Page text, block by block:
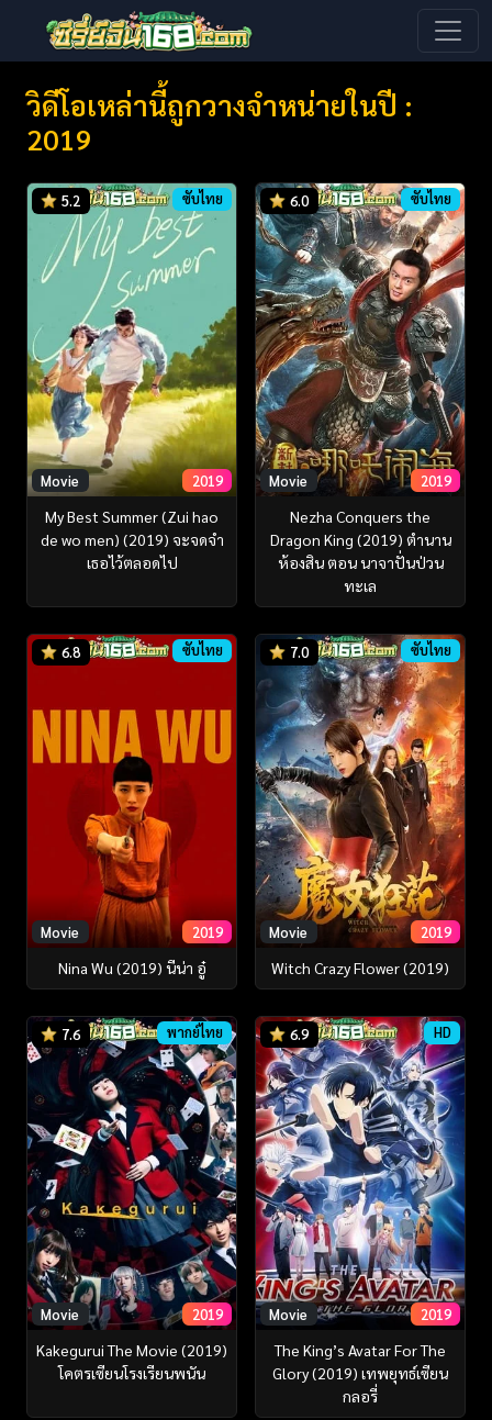
วิดีโอเหล่านี้ถูกวางจำหน่ายในปี :
2019
5.2 ซับไทย
Movie 2019
My Best Summer (Zui hao
de wo men) (2019) จะจดจำ
เธอไว้ตลอดไป
6.0 ซับไทย
Movie 2019
Nezha Conquers the
Dragon King (2019) ตำนาน
ห้องสิน ตอน นาจาปั่นป่วน
ทะเล
6.8 ซับไทย
Movie 2019
Nina Wu (2019) นีน่า อู๋
7.0 ซับไทย
Movie 2019
Witch Crazy Flower (2019)
7.6 พากย์ไทย
Movie 2019
Kakegurui The Movie (2019)
โคตรเซียนโรงเรียนพนัน
6.9 HD
Movie 2019
The King’s Avatar For The
Glory (2019) เทพยุทธ์เซียน
กลอรี่